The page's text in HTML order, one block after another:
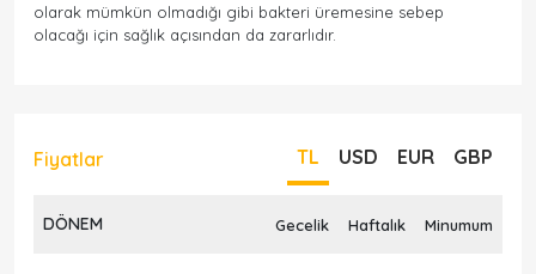
olarak mümkün olmadığı gibi bakteri üremesine sebep
olacağı için sağlık açısından da zararlıdır.
Fiyatlar TL USD EUR GBP
DÖNEM Gecelik Haftalık Minumum